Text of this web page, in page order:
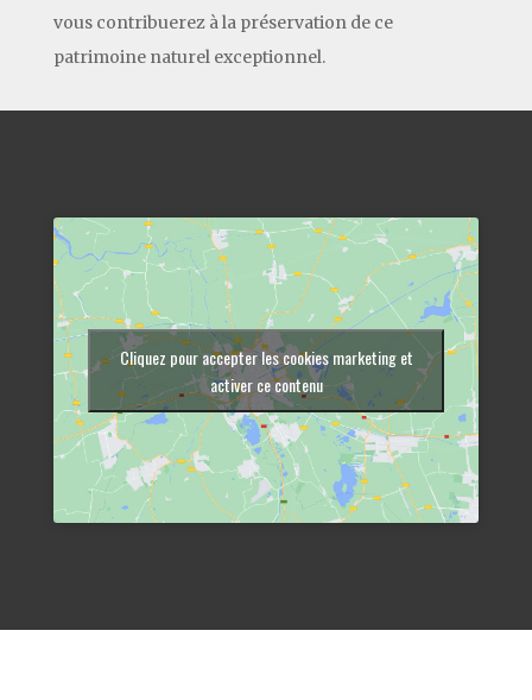
vous contribuerez à la préservation de ce
patrimoine naturel exceptionnel.
Cliquez pour accepter les cookies marketing et
activer ce contenu